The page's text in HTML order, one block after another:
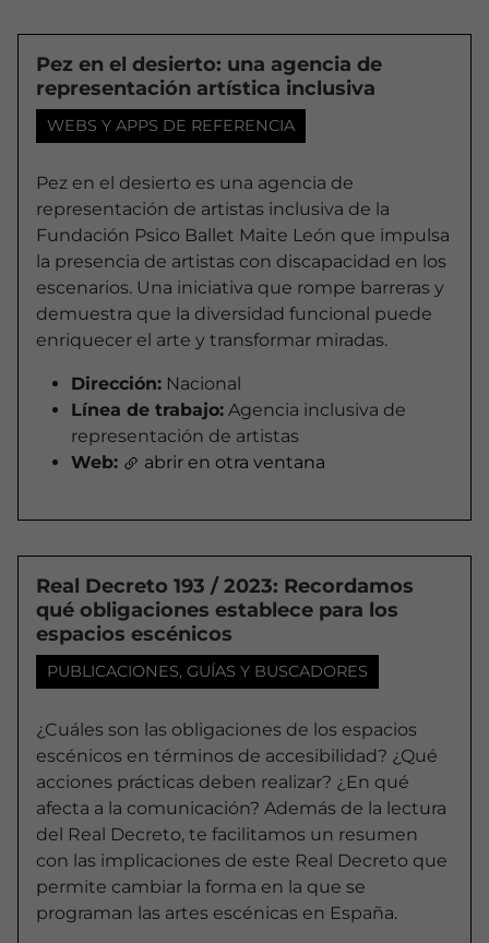
Pez en el desierto: una agencia de
representación artística inclusiva
WEBS Y APPS DE REFERENCIA
Pez en el desierto es una agencia de
representación de artistas inclusiva de la
Fundación Psico Ballet Maite León que impulsa
la presencia de artistas con discapacidad en los
escenarios. Una iniciativa que rompe barreras y
demuestra que la diversidad funcional puede
enriquecer el arte y transformar miradas.
Dirección: Nacional
Línea de trabajo: Agencia inclusiva de
representación de artistas
Web:
abrir en otra ventana
Real Decreto 193 / 2023: Recordamos
qué obligaciones establece para los
espacios escénicos
PUBLICACIONES, GUÍAS Y BUSCADORES
¿Cuáles son las obligaciones de los espacios
escénicos en términos de accesibilidad? ¿Qué
acciones prácticas deben realizar? ¿En qué
afecta a la comunicación? Además de la lectura
del Real Decreto, te facilitamos un resumen
con las implicaciones de este Real Decreto que
permite cambiar la forma en la que se
programan las artes escénicas en España.